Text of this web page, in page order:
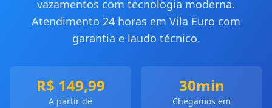
vazamentos com tecnologia moderna.
Atendimento 24 horas em Vila Euro com
garantia e laudo técnico.
R$ 149,99
A partir de
30min
Chegamos em